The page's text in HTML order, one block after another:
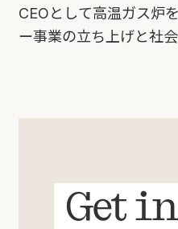
CEOとして高温ガス炉
ー事業の立ち上げと社会
Get